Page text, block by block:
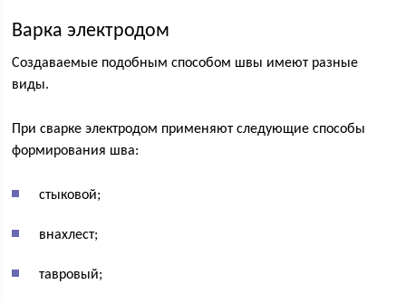
Варка электродом
Создаваемые подобным способом швы имеют разные
виды.
При сварке электродом применяют следующие способы
формирования шва:
стыковой;
внахлест;
тавровый;